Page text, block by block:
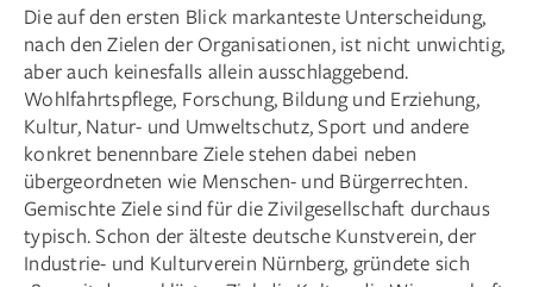
Die auf den ersten Blick markanteste Unterscheidung,
nach den Zielen der Organisationen, ist nicht unwichtig,
aber auch keinesfalls allein ausschlaggebend.
Wohlfahrtspflege, Forschung, Bildung und Erziehung,
Kultur, Natur- und Umweltschutz, Sport und andere
konkret benennbare Ziele stehen dabei neben
übergeordneten wie Menschen- und Bürgerrechten.
Gemischte Ziele sind für die Zivilgesellschaft durchaus
typisch. Schon der älteste deutsche Kunstverein, der
Industrie- und Kulturverein Nürnberg, gründete sich